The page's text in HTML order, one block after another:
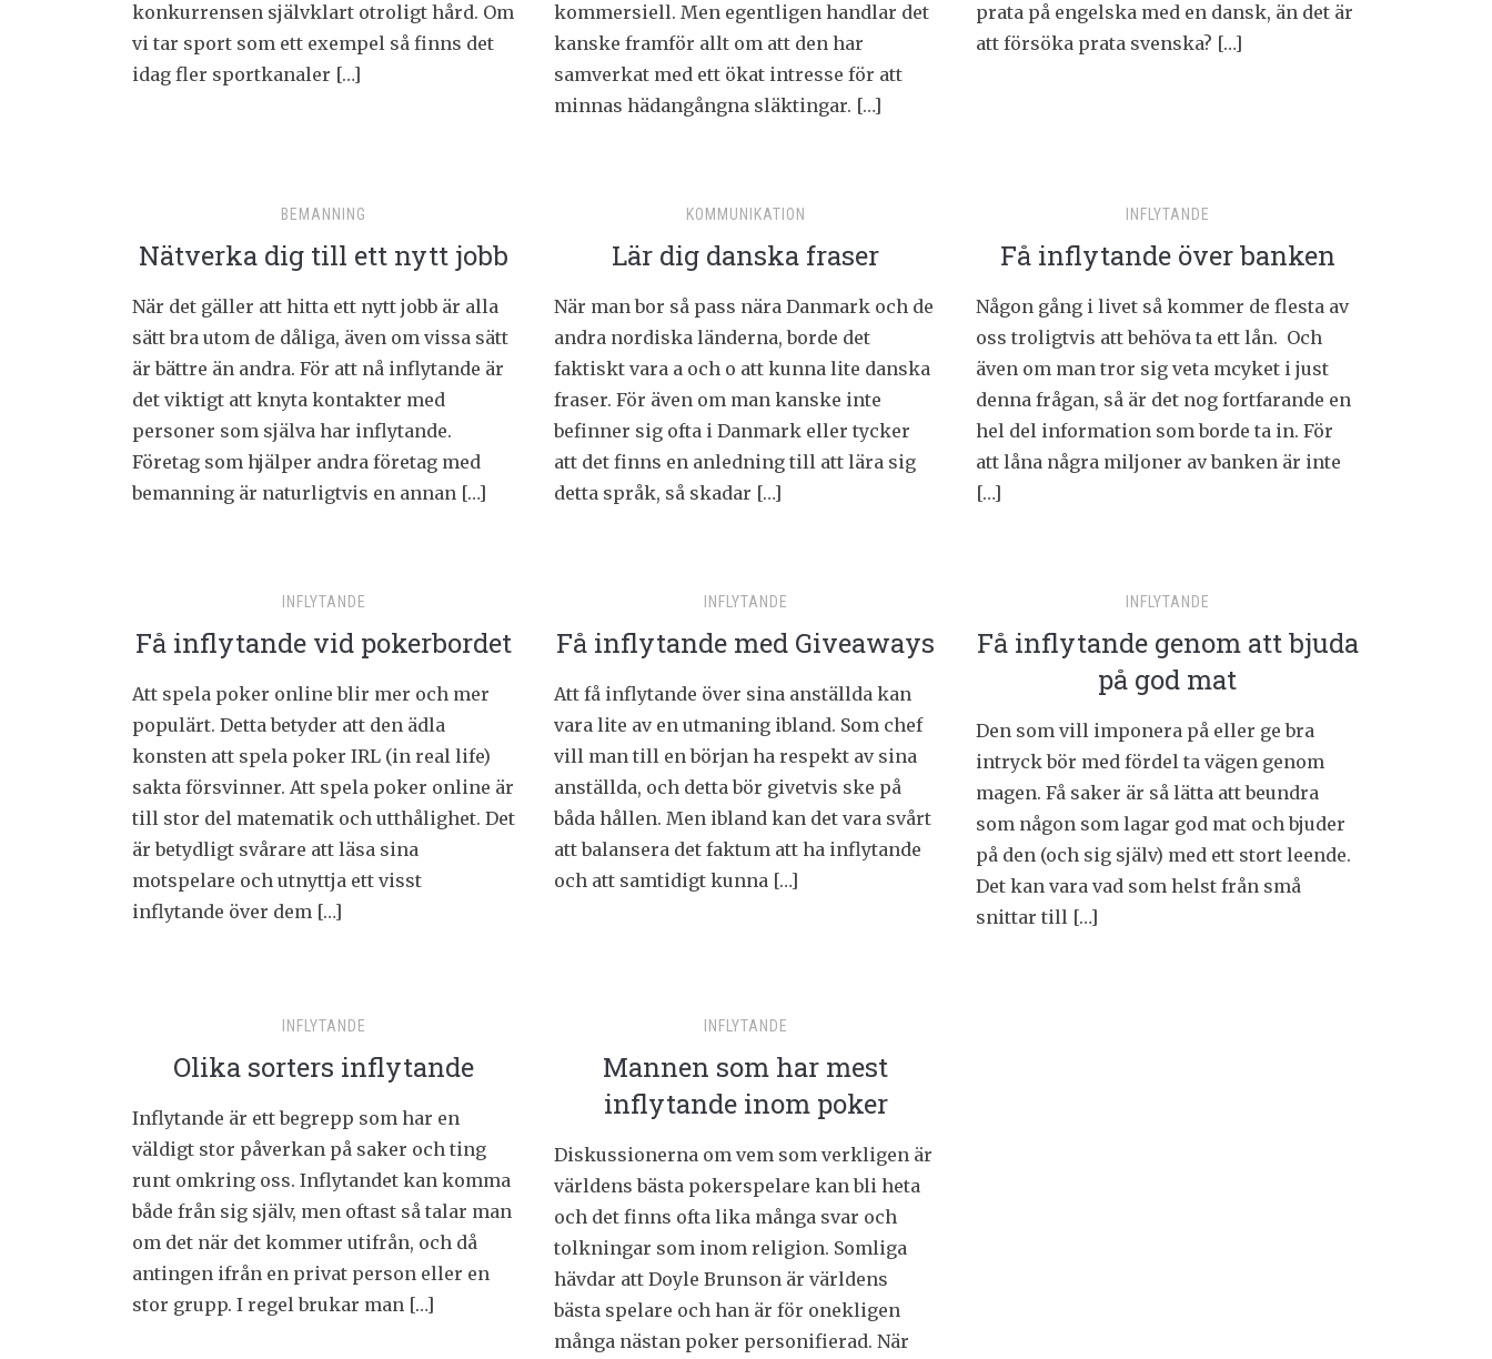
konkurrensen självklart otroligt hård. Om
vi tar sport som ett exempel så finns det
idag fler sportkanaler […]
kommersiell. Men egentligen handlar det
kanske framför allt om att den har
samverkat med ett ökat intresse för att
minnas hädangångna släktingar. […]
prata på engelska med en dansk, än det är
att försöka prata svenska? […]
BEMANNING
Nätverka dig till ett nytt jobb
När det gäller att hitta ett nytt jobb är alla
sätt bra utom de dåliga, även om vissa sätt
är bättre än andra. För att nå inflytande är
det viktigt att knyta kontakter med
personer som själva har inflytande.
Företag som hjälper andra företag med
bemanning är naturligtvis en annan […]
KOMMUNIKATION
Lär dig danska fraser
När man bor så pass nära Danmark och de
andra nordiska länderna, borde det
faktiskt vara a och o att kunna lite danska
fraser. För även om man kanske inte
befinner sig ofta i Danmark eller tycker
att det finns en anledning till att lära sig
detta språk, så skadar […]
INFLYTANDE
Få inflytande över banken
Någon gång i livet så kommer de flesta av
oss troligtvis att behöva ta ett lån. Och
även om man tror sig veta mcyket i just
denna frågan, så är det nog fortfarande en
hel del information som borde ta in. För
att låna några miljoner av banken är inte
[…]
INFLYTANDE
Få inflytande vid pokerbordet
Att spela poker online blir mer och mer
populärt. Detta betyder att den ädla
konsten att spela poker IRL (in real life)
sakta försvinner. Att spela poker online är
till stor del matematik och utthålighet. Det
är betydligt svårare att läsa sina
motspelare och utnyttja ett visst
inflytande över dem […]
INFLYTANDE
Få inflytande med Giveaways
Att få inflytande över sina anställda kan
vara lite av en utmaning ibland. Som chef
vill man till en början ha respekt av sina
anställda, och detta bör givetvis ske på
båda hållen. Men ibland kan det vara svårt
att balansera det faktum att ha inflytande
och att samtidigt kunna […]
INFLYTANDE
Få inflytande genom att bjuda
på god mat
Den som vill imponera på eller ge bra
intryck bör med fördel ta vägen genom
magen. Få saker är så lätta att beundra
som någon som lagar god mat och bjuder
på den (och sig själv) med ett stort leende.
Det kan vara vad som helst från små
snittar till […]
INFLYTANDE
Olika sorters inflytande
Inflytande är ett begrepp som har en
väldigt stor påverkan på saker och ting
runt omkring oss. Inflytandet kan komma
både från sig själv, men oftast så talar man
om det när det kommer utifrån, och då
antingen ifrån en privat person eller en
stor grupp. I regel brukar man […]
INFLYTANDE
Mannen som har mest
inflytande inom poker
Diskussionerna om vem som verkligen är
världens bästa pokerspelare kan bli heta
och det finns ofta lika många svar och
tolkningar som inom religion. Somliga
hävdar att Doyle Brunson är världens
bästa spelare och han är för onekligen
många nästan poker personifierad. När